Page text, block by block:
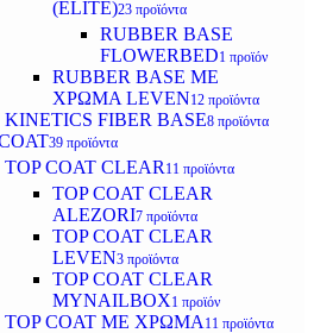
(ELITE)23 προϊόντα
RUBBER BASE
FLOWERBED1 προϊόν
RUBBER BASE ΜΕ
ΧΡΩΜΑ LEVEN12 προϊόντα
KINETICS FIBER BASE8 προϊόντα
39 προϊόντα
TOP COAT CLEAR 11 προϊόντα
TOP COAT CLEAR
ALEZORI7 προϊόντα
TOP COAT CLEAR
LEVEN3 προϊόντα
TOP COAT CLEAR
MYNAILBOX1 προϊόν
TOP COAT ΜΕ ΧΡΩΜΑ 11 προϊόντα